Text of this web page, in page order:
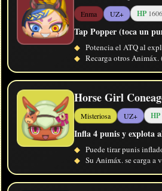
Enma UZ+ HP
Tap Popper (toca un
◆ Potencia el ATQ al
◆ Recarga otros
Horse Girl
Misteriosa UZ+ HP
Infla 4 punis y explota
◆ Puede tirar punis
◆ Su Animáx. se carga a